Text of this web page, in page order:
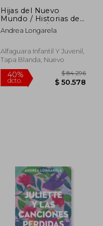
50%
dcto.
Hijas del Nuevo
Mundo / Historias de
Cathalian 3 / Vol. 3
Andrea Longarela
Alfaguara Infantil Y Juvenil,
Tapa Blanda, Nuevo